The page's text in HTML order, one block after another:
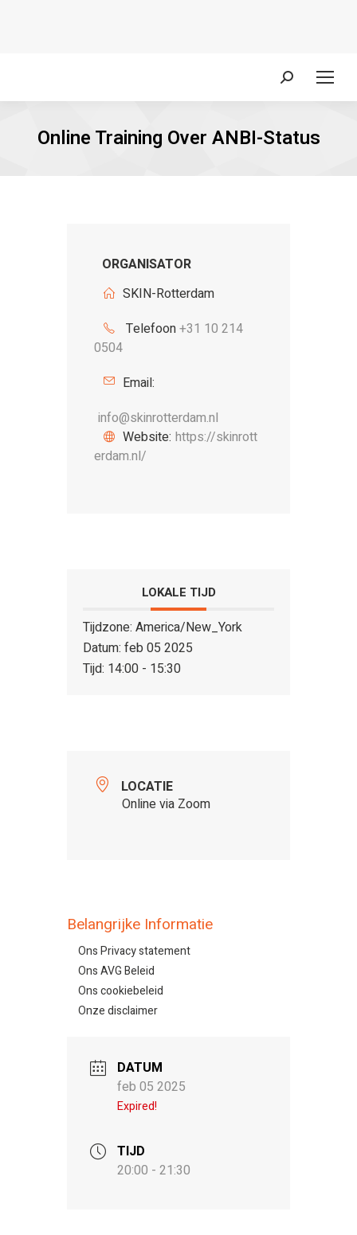
Zoeken:
Online Training Over ANBI-Status
ORGANISATOR
SKIN-Rotterdam
Telefoon+31 10 214
0504
Email:
info@skinrotterdam.nl
Website: https://skinrott
erdam.nl/
LOKALE TIJD
Tijdzone: America/New_York
Datum: feb 05 2025
Tijd: 14:00 - 15:30
LOCATIE
Online via Zoom
Belangrijke Informatie
Ons Privacy statement
Ons AVG Beleid
Ons cookiebeleid
Onze disclaimer
DATUM
feb 05 2025
Expired!
TIJD
20:00 - 21:30